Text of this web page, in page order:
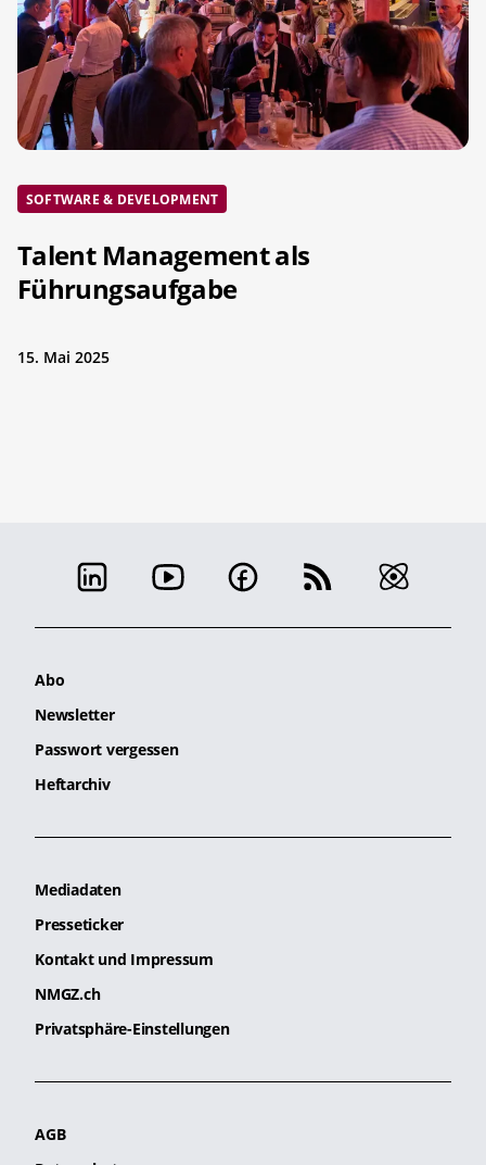
SOFTWARE & DEVELOPMENT
Talent Management als
Führungsaufgabe
15. Mai 2025
Abo
Newsletter
Passwort vergessen
Heftarchiv
Mediadaten
Presseticker
Kontakt und Impressum
NMGZ.ch
Privatsphäre-Einstellungen
AGB